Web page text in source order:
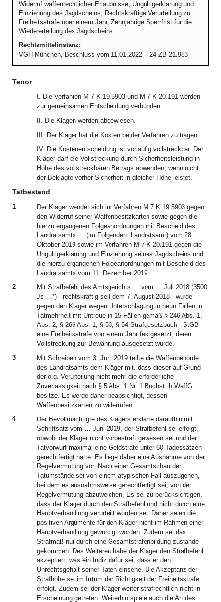
Widerruf waffenrechtlicher Erlaubnisse, Ungültigerklärung und
Einziehung des Jagdscheins, Rechtskräftige Verurteilung zu
Freiheitsstrafe über einem Jahr, Zehnjährige Sperrfrist für die
Wiedererteilung des Jagdscheins
Rechtsmittelinstanz:
VGH München, Beschluss vom 11.01.2022 – 24 ZB 21.983
Tenor
I. Die Verfahren M 7 K 19.5903 und M 7 K 20.191 werden
zur gemeinsamen Entscheidung verbunden.
II. Die Klagen werden abgewiesen.
III. Der Kläger hat die Kosten beider Verfahren zu tragen.
IV. Die Kostenentscheidung ist vorläufig vollstreckbar. Der
Kläger darf die Vollstreckung durch Sicherheitsleistung in
Höhe des vollstreckbaren Betrags abwenden, wenn nicht
der Beklagte vorher Sicherheit in gleicher Höhe leistet.
Tatbestand
1
Der Kläger wendet sich im Verfahren M 7 K 19.5903 gegen
den Widerruf seiner Waffenbesitzkarten sowie gegen die
hierzu ergangenen Folgeanordnungen mit Bescheid des
Landratsamts … (im Folgenden: Landratsamt) vom 28.
Oktober 2019 sowie im Verfahren M 7 K 20.191 gegen die
Ungültigerklärung und Einziehung seines Jagdscheins und
die hierzu ergangenen Folgeanordnungen mit Bescheid des
Landratsamts vom 11. Dezember 2019.
2
Mit Strafbefehl des Amtsgerichts … vom … Juli 2018 (3500
Js …*) - rechtskräftig seit dem 7. August 2018 - wurde
gegen den Kläger wegen Unterschlagung in neun Fällen in
Tatmehrheit mit Untreue in 15 Fällen gemäß § 246 Abs. 1,
Abs. 2, § 266 Abs. 1, § 53, § 54 Strafgesetzbuch - StGB -
eine Freiheitsstrafe von einem Jahr festgesetzt, deren
Vollstreckung zur Bewährung ausgesetzt wurde.
3
Mit Schreiben vom 3. Juni 2019 teilte die Waffenbehörde
des Landratsamts dem Kläger mit, dass dieser auf Grund
der o.g. Verurteilung nicht mehr die erforderliche
Zuverlässigkeit nach § 5 Abs. 1 Nr. 1 Buchst. b WaffG
besitze. Es werde daher beabsichtigt, dessen
Waffenbesitzkarten zu widerrufen.
4
Der Bevollmächtigte des Klägers erklärte daraufhin mit
Schriftsatz vom … Juni 2019, der Strafbefehl sei erfolgt,
obwohl der Kläger nicht vorbestraft gewesen sei und der
Tatvorwurf maximal eine Geldstrafe unter 60 Tagessätzen
gerechtfertigt hätte. Es liege daher eine Ausnahme von der
Regelvermutung vor. Nach einer Gesamtschau der
Tatumstände sei von einem atypischen Fall auszugehen,
bei dem es ausnahmsweise gerechtfertigt sei, von der
Regelvermutung abzuweichen. Es sei zu berücksichtigen,
dass der Kläger durch den Strafbefehl und nicht durch eine
Hauptverhandlung verurteilt worden sei. Daher seien die
positiven Argumente für den Kläger nicht im Rahmen einer
Hauptverhandlung gewürdigt worden. Zudem sei das
Strafmaß nur durch eine Gesamtstrafenbildung zustande
gekommen. Des Weiteren habe der Kläger den Strafbefehl
akzeptiert, was ein Indiz dafür sei, dass er den
Unrechtsgehalt seiner Taten einsehe. Die Akzeptanz der
Strafhöhe sei im Irrtum der Richtigkeit der Freiheitsstrafe
erfolgt. Zudem sei der Kläger weiter strafrechtlich nicht in
Erscheinung getreten. Weiterhin spiele auch die Art des